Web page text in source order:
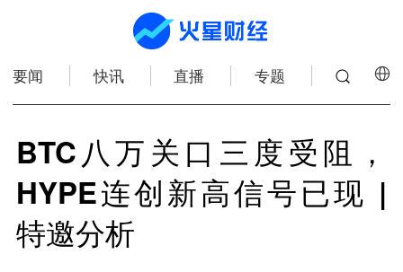
要闻 快讯 直播 专题
BTC八万关口三度受阻，
HYPE连创新高信号已现 |
特邀分析